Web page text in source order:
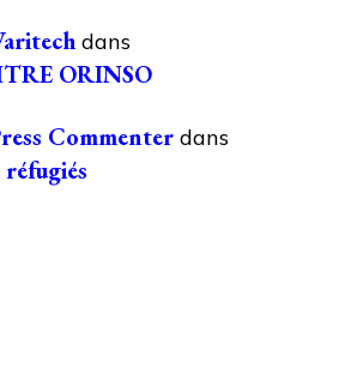
dans
ORINSO
Commenterdans